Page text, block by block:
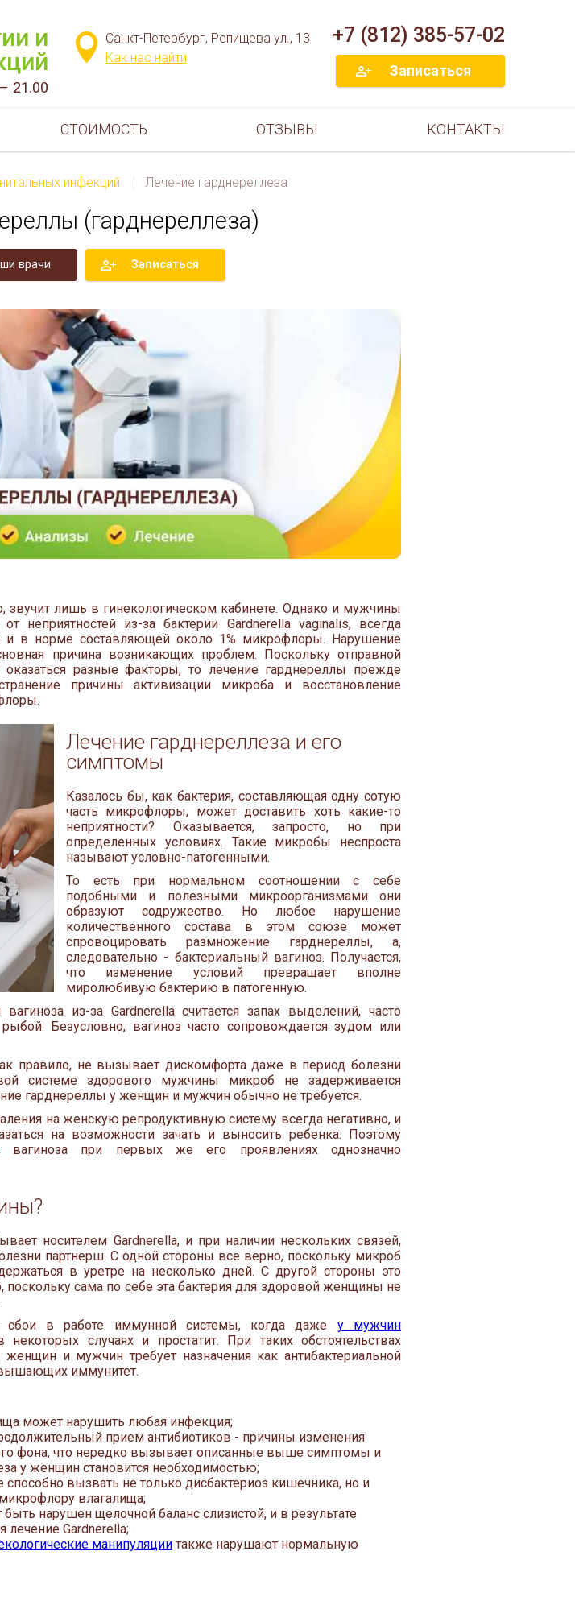
и
21.00
Санкт-Петербург, Репищева ул., 13
Как нас найти
+7 (812) 385-57-02
Записаться
СТОИМОСТЬ ОТЗЫВЫ КОНТАКТЫ
инфекций | Лечение гарднереллеза
(гарднереллеза)
врачи Записаться
звучит лишь в гинекологическом кабинете. Однако и мужчины
неприятностей из-за бактерии Gardnerella vaginalis, всегда
в норме составляющей около 1% микрофлоры. Нарушение
причина возникающих проблем. Поскольку отправной
оказаться разные факторы, то лечение гарднереллы прежде
причины активизации микроба и восстановление
Лечение гарднереллеза и его
симптомы
Казалось бы, как бактерия, составляющая одну сотую
часть микрофлоры, может доставить хоть какие-то
неприятности? Оказывается, запросто, но при
определенных условиях. Такие микробы неспроста
называют условно-патогенными.
То есть при нормальном соотношении с себе
подобными и полезными микроорганизмами они
образуют содружество. Но любое нарушение
количественного состава в этом союзе может
спровоцировать размножение гарднереллы, а,
следовательно - бактериальный вагиноз. Получается,
что изменение условий превращает вполне
миролюбивую бактерию в патогенную.
из-за Gardnerella считается запах выделений, часто
Безусловно, вагиноз часто сопровождается зудом или
правило, не вызывает дискомфорта даже в период болезни
системе здорового мужчины микроб не задерживается
гарднереллы у женщин и мужчин обычно не требуется.
на женскую репродуктивную систему всегда негативно, и
на возможности зачать и выносить ребенка. Поэтому
вагиноза при первых же его проявлениях однозначно
носителем Gardnerella, и при наличии нескольких связей,
партнерш. С одной стороны все верно, поскольку микроб
в уретре на несколько дней. С другой стороны это
сама по себе эта бактерия для здоровой женщины не
сбои в работе иммунной системы, когда даже у мужчин
случаях и простатит. При таких обстоятельствах
женщин и мужчин требует назначения как антибактериальной
иммунитет.
может нарушить любая инфекция;
прием антибиотиков - причины изменения
фона, что нередко вызывает описанные выше симптомы и
у женщин становится необходимостью;
вызвать не только дисбактериоз кишечника, но и
влагалища;
нарушен щелочной баланс слизистой, и в результате
лечение Gardnerella;
манипуляции также нарушают нормальную